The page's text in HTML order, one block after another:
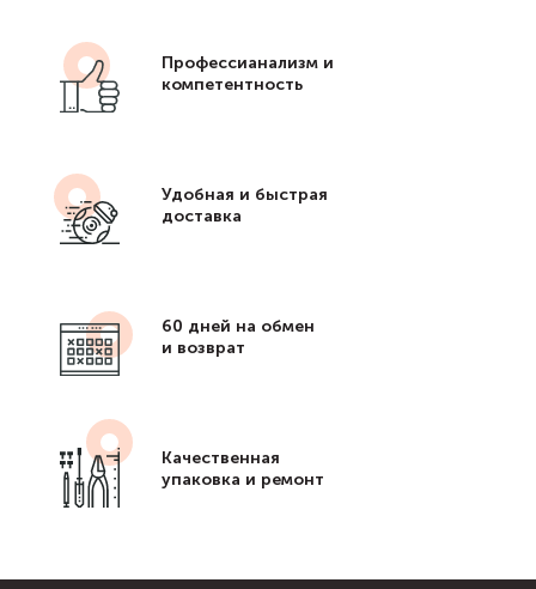
Профессианализм и
компетентность
Удобная и быстрая
доставка
60 дней на обмен
и возврат
Качественная
упаковка и ремонт